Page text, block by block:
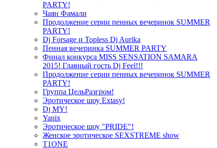
PARTY!
Чаян Фамали
Продолжение серии пенных вечеринок SUMMER
PARTY!
Dj Forsage и Topless Dj Aurika
Пенная вечеринка SUMMER PARTY
Финал конкурса MISS SENSATION SAMARA
2015! Главный гость Dj Feel!!!
Продолжение серии пенных вечеринок SUMMER
PARTY!
Группа ЦельРазгром!
Эротическое шоу Extasy!
Dj MY!
Yanix
Эротическое шоу "PRIDE"!
Женское эротическое SEXSTREME show
T1ONE